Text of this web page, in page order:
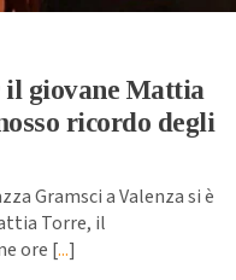
il giovane Mattia
ricordo degli
Gramsci a Valenza si è
Torre, il
ore [...]